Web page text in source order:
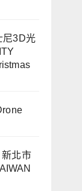
尼3D光
北市